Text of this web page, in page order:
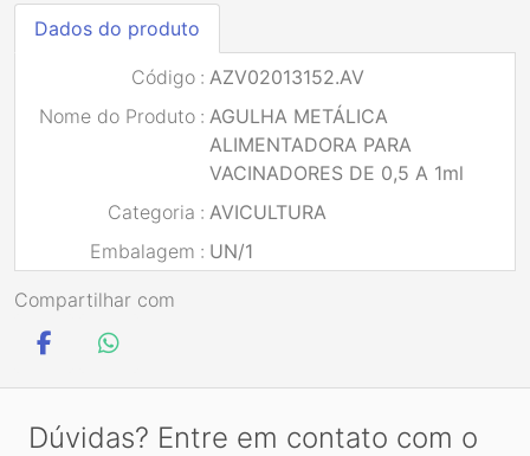
Dados do produto
Código : AZV02013152.AV
Nome do Produto : AGULHA METÁLICA
ALIMENTADORA PARA
VACINADORES DE 0,5 A 1ml
Categoria : AVICULTURA
Embalagem : UN/1
Compartilhar com
Dúvidas? Entre em contato com o